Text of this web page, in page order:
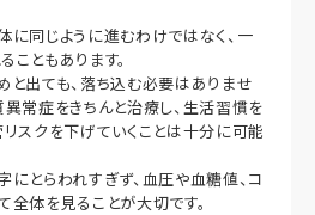
に同じように進むわけではなく、一
ともあります。
と出ても、落ち込む必要はありませ
常症をきちんと治療し、生活習慣を
スクを下げていくことは十分に可能
とらわれすぎず、血圧や血糖値、コ
全体を見ることが大切です。